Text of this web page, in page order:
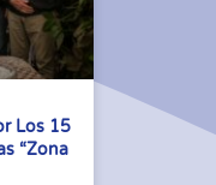
Los 15
“Zona